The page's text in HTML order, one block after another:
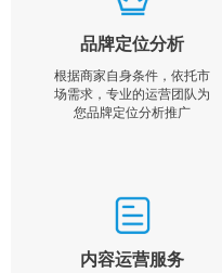
品牌定位分析
根据商家自身条件，依托市
场需求，专业的运营团队为
您品牌定位分析推广
内容运营服务